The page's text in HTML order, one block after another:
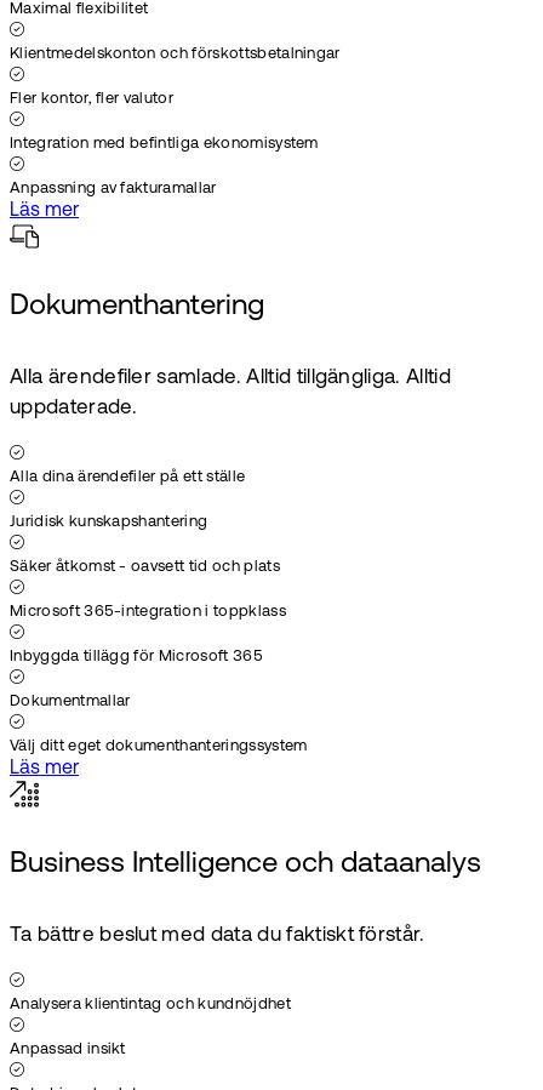
Maximal flexibilitet
Klientmedelskonton och förskottsbetalningar
Fler kontor, fler valutor
Integration med befintliga ekonomisystem
Anpassning av fakturamallar
Läs mer
Dokumenthantering
Alla ärendefiler samlade. Alltid tillgängliga. Alltid
uppdaterade.
Alla dina ärendefiler på ett ställe
Juridisk kunskapshantering
Säker åtkomst - oavsett tid och plats
Microsoft 365-integration i toppklass
Inbyggda tillägg för Microsoft 365
Dokumentmallar
Välj ditt eget dokumenthanteringssystem
Läs mer
Business Intelligence och dataanalys
Ta bättre beslut med data du faktiskt förstår.
Analysera klientintag och kundnöjdhet
Anpassad insikt